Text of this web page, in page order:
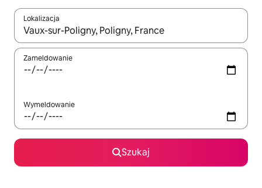
Lokalizacja
Gdy wyniki będą dostępne, możesz poruszać się po nich za
Zameldowanie
Wymeldowanie
Szukaj